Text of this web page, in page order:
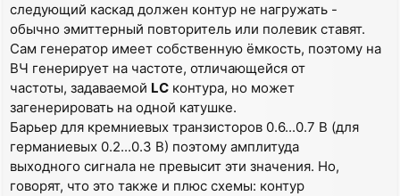
следующий каскад должен контур не нагружать -
обычно эмиттерный повторитель или полевик ставят.
Сам генератор имеет собственную ёмкость, поэтому на
ВЧ генерирует на частоте, отличающейся от
частоты, задаваемой LC контура, но может
загенерировать на одной катушке.
Барьер для кремниевых транзисторов 0.6...0.7 В (для
германиевых 0.2...0.3 В) поэтому амплитуда
выходного сигнала не превысит эти значения. Но,
говорят, что это также и плюс схемы: контур